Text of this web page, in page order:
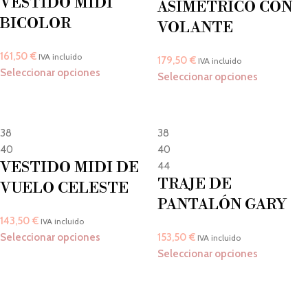
BICOLOR
161,50 € IVA incluido
Seleccionar opciones
ASIMÉTRICO CON
VOLANTE
179,50 € IVA incluido
Seleccionar opciones
38
40
VESTIDO MIDI DE
VUELO CELESTE
143,50 € IVA incluido
Seleccionar opciones
38
40
44
TRAJE DE
PANTALÓN GARY
153,50 € IVA incluido
Seleccionar opciones